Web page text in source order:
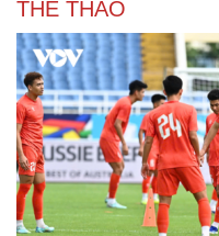
THỂ THAO